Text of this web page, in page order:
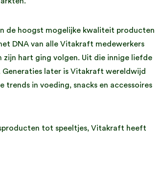
de hoogst mogelijke kwaliteit producten
DNA van alle Vitakraft medewerkers
zijn hart ging volgen. Uit die innige liefde
later is Vitakraft wereldwijd
in voeding, snacks en accessoires
tot speeltjes, Vitakraft heeft